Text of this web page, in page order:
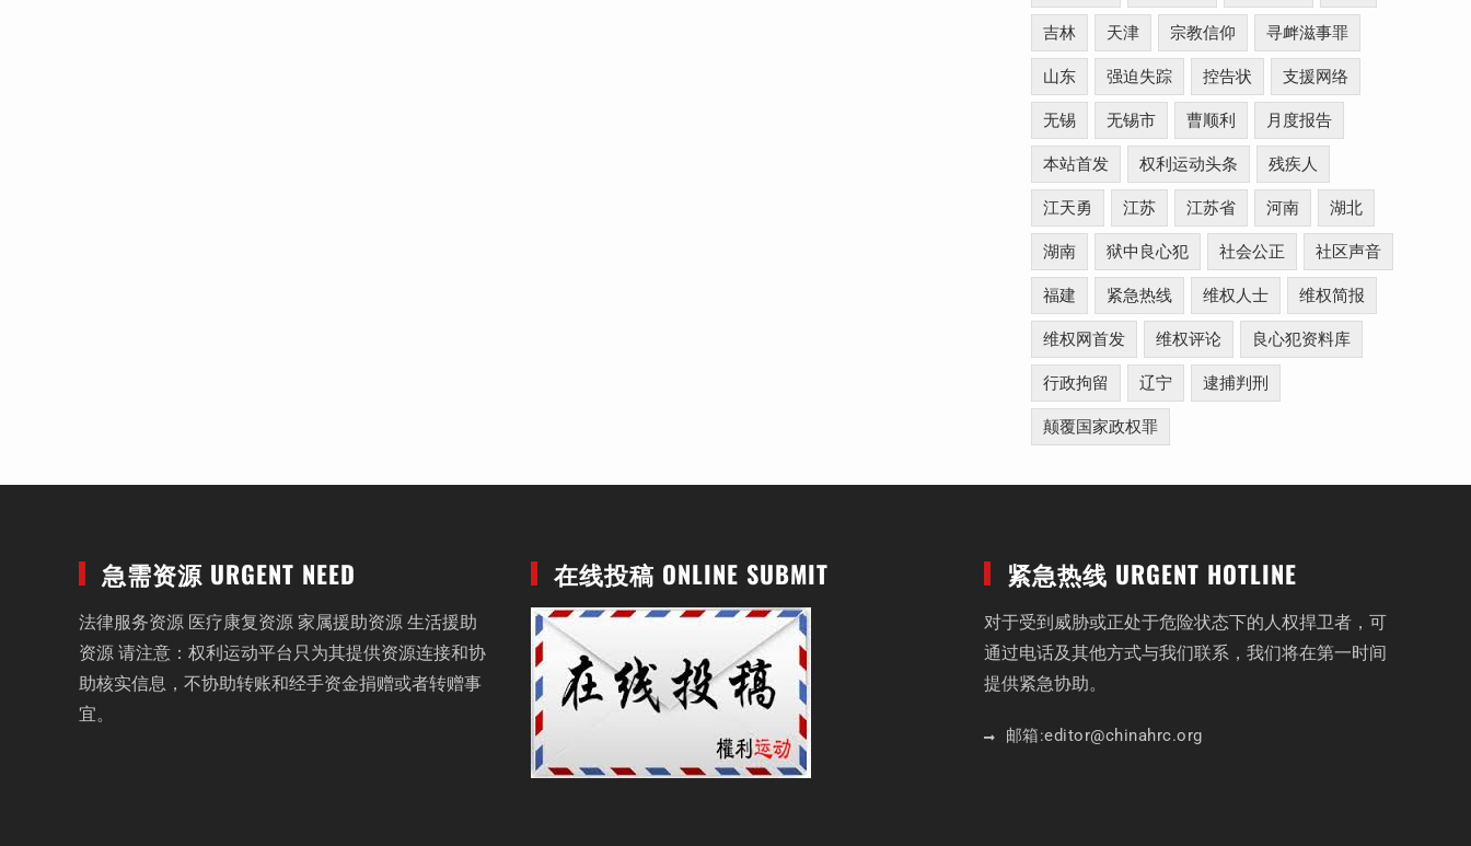
吉林 天津 宗教信仰 寻衅滋事罪
山东 强迫失踪 控告状 支援网络
无锡 无锡市 曹顺利 月度报告
本站首发 权利运动头条 残疾人
江天勇 江苏 江苏省 河南 湖北
湖南 狱中良心犯 社会公正 社区声音
福建 紧急热线 维权人士 维权简报
维权网首发 维权评论 良心犯资料库
行政拘留 辽宁 逮捕判刑
颠覆国家政权罪
急需资源 URGENT NEED
法律服务资源 医疗康复资源 家属援助资源 生活援助
资源 请注意：权利运动平台只为其提供资源连接和协
助核实信息，不协助转账和经手资金捐赠或者转赠事
宜。
在线投稿 ONLINE SUBMIT 紧急热线 URGENT HOTLINE
对于受到威胁或正处于危险状态下的人权捍卫者，可
通过电话及其他方式与我们联系，我们将在第一时间
提供紧急协助。
邮箱:editor@chinahrc.org